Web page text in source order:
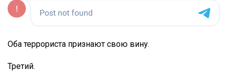
Оба террориста признают свою вину.
Третий.